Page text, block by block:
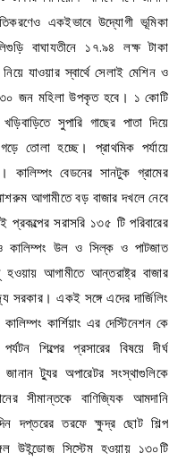
একইভাবে উদ্যোগী ভূমিকা
বাঘাযতীনে ১৭.৯৪ লক্ষ টাকা
যাওয়ার স্বার্থে সেলাই মেশিন ও
৩০ জন মহিলা উপকৃত হবে। ১ কোটি
সুপারি গাছের পাতা দিয়ে
তোলা হচ্ছে। প্রাথমিক পর্যায়ে
কালিম্পং বেডনের সানটুক গ্রামের
আগামীতে বড় বাজার দখলে নেবে
সরাসরি ১৩৫ টি পরিবারের
কালিম্পং উল ও সিল্ক ও পাটজাত
হওয়ায় আগামীতে আন্তরাষ্ট্র বাজার
সরকার। একই সঙ্গে এদের দার্জিলিং
কার্শিয়াং এর দেস্টিনেশন কে
শিল্পের প্রসারের বিষয়ে দীর্ঘ
ট্যুর অপারেটর সংস্থাগুলিকে
সীমান্তকে বাণিজ্যিক আমদানি
দপ্তরের তরফে ক্ষুদ্র ছোট শিল্প
উইন্ডোজ সিস্টেম হওয়ায় ১৩০টি